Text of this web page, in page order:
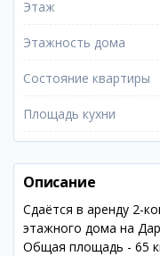
Этаж
Этажность дома
Состояние квартиры
Площадь кухни
Описание
Сдаётся в аренду 2-
этажного дома на
Общая площадь - 65